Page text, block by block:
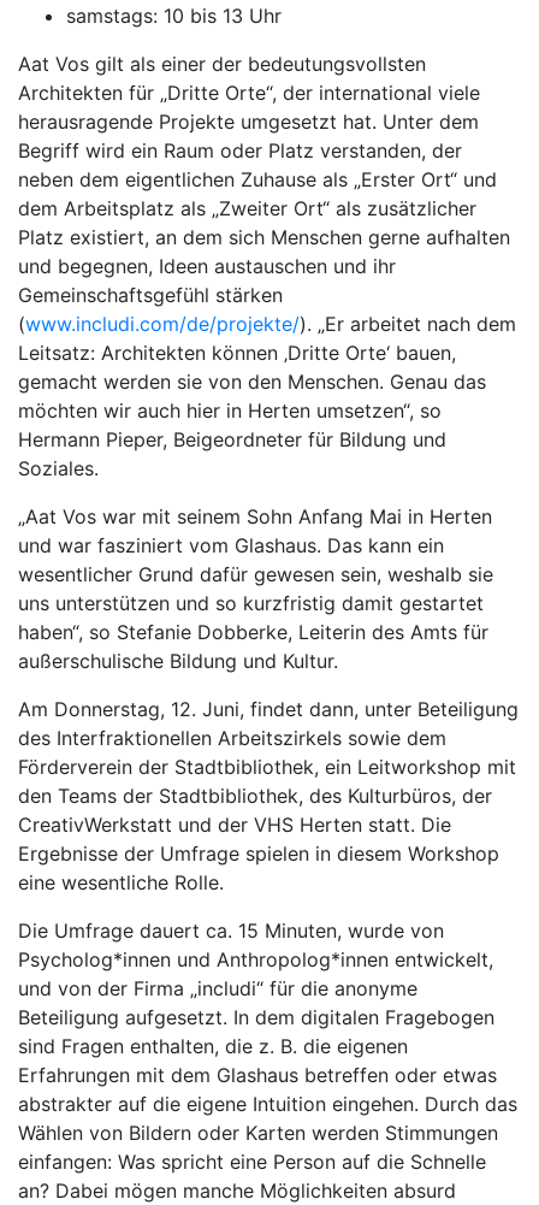
samstags: 10 bis 13 Uhr
Aat Vos gilt als einer der bedeutungsvollsten
Architekten für „Dritte Orte“, der international viele
herausragende Projekte umgesetzt hat. Unter dem
Begriff wird ein Raum oder Platz verstanden, der
neben dem eigentlichen Zuhause als „Erster Ort“ und
dem Arbeitsplatz als „Zweiter Ort“ als zusätzlicher
Platz existiert, an dem sich Menschen gerne aufhalten
und begegnen, Ideen austauschen und ihr
Gemeinschaftsgefühl stärken
(www.includi.com/de/projekte/). „Er arbeitet nach dem
Leitsatz: Architekten können ‚Dritte Orte‘ bauen,
gemacht werden sie von den Menschen. Genau das
möchten wir auch hier in Herten umsetzen“, so
Hermann Pieper, Beigeordneter für Bildung und
Soziales.
„Aat Vos war mit seinem Sohn Anfang Mai in Herten
und war fasziniert vom Glashaus. Das kann ein
wesentlicher Grund dafür gewesen sein, weshalb sie
uns unterstützen und so kurzfristig damit gestartet
haben“, so Stefanie Dobberke, Leiterin des Amts für
außerschulische Bildung und Kultur.
Am Donnerstag, 12. Juni, findet dann, unter Beteiligung
des Interfraktionellen Arbeitszirkels sowie dem
Förderverein der Stadtbibliothek, ein Leitworkshop mit
den Teams der Stadtbibliothek, des Kulturbüros, der
CreativWerkstatt und der VHS Herten statt. Die
Ergebnisse der Umfrage spielen in diesem Workshop
eine wesentliche Rolle.
Die Umfrage dauert ca. 15 Minuten, wurde von
Psycholog*innen und Anthropolog*innen entwickelt,
und von der Firma „includi“ für die anonyme
Beteiligung aufgesetzt. In dem digitalen Fragebogen
sind Fragen enthalten, die z. B. die eigenen
Erfahrungen mit dem Glashaus betreffen oder etwas
abstrakter auf die eigene Intuition eingehen. Durch das
Wählen von Bildern oder Karten werden Stimmungen
einfangen: Was spricht eine Person auf die Schnelle
an? Dabei mögen manche Möglichkeiten absurd